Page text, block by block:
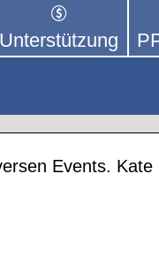
dem Mittel
Unterstützung
Events. Kate